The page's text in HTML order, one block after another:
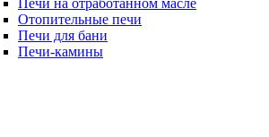
Печи на отработанном масле
Отопительные печи
Печи для бани
Печи-камины